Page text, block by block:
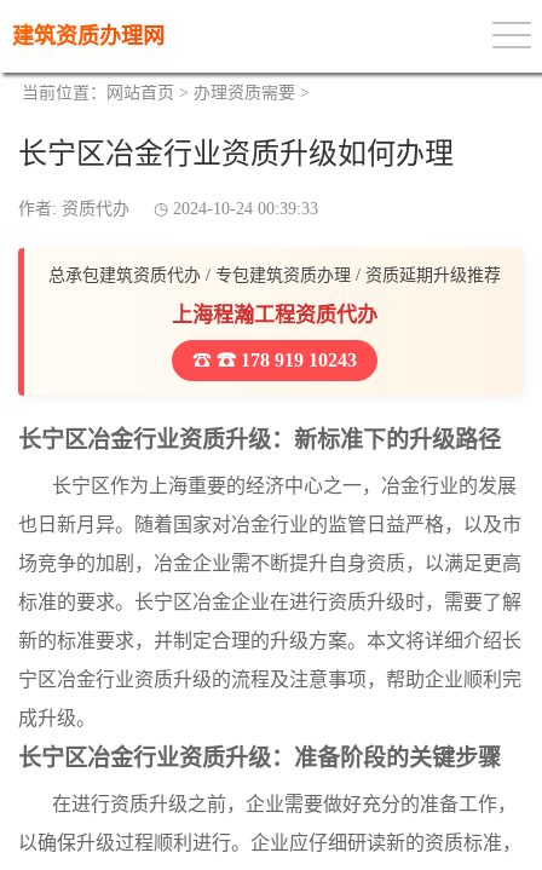
建筑资质办理网
当前位置： 网站首页 > 办理资质需要 >
长宁区冶金行业资质升级如何办理
作者: 资质代办 2024-10-24 00:39:33
总承包建筑资质代办 / 专包建筑资质办理 / 资质延期升级推荐
上海程瀚工程资质代办
☎ 178 919 10243
长宁区冶金行业资质升级：新标准下的升级路径
长宁区作为上海重要的经济中心之一，冶金行业的发展
也日新月异。随着国家对冶金行业的监管日益严格，以及市
场竞争的加剧，冶金企业需不断提升自身资质，以满足更高
标准的要求。长宁区冶金企业在进行资质升级时，需要了解
新的标准要求，并制定合理的升级方案。本文将详细介绍长
宁区冶金行业资质升级的流程及注意事项，帮助企业顺利完
成升级。
长宁区冶金行业资质升级：准备阶段的关键步骤
在进行资质升级之前，企业需要做好充分的准备工作，
以确保升级过程顺利进行。企业应仔细研读新的资质标准，